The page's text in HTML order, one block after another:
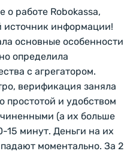
работе Robokassa,
источник информации!
основные особенности
определила
с агрегатором.
верификация заняла
и удобством
(а их больше
15 минут. Деньги на их
моментально. За 2